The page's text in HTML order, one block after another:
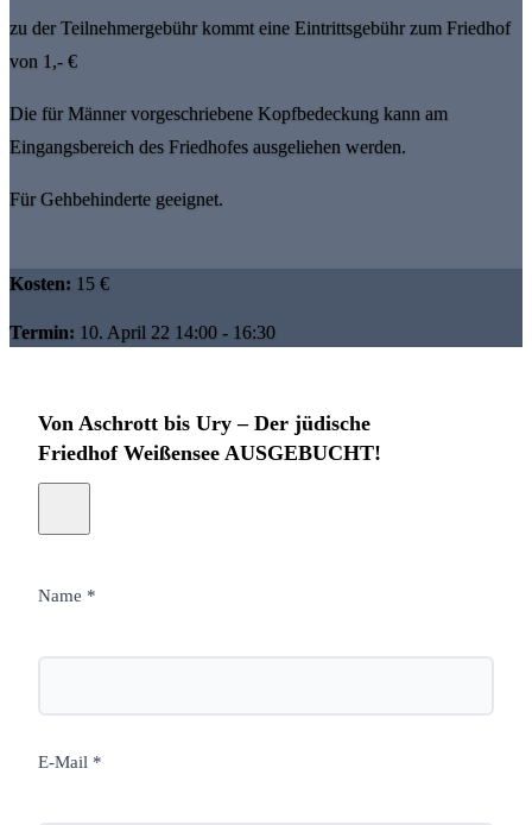
zu der Teilnehmergebühr kommt eine Eintrittsgebühr zum Friedhof
von 1,- €
Die für Männer vorgeschriebene Kopfbedeckung kann am
Eingangsbereich des Friedhofes ausgeliehen werden.
Für Gehbehinderte geeignet.
Kosten: 15 €
Termin: 10. April 22 14:00 - 16:30
Von Aschrott bis Ury – Der jüdische
Friedhof Weißensee AUSGEBUCHT!
Name *
E-Mail *